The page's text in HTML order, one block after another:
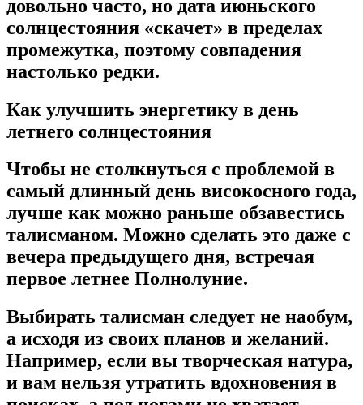
довольно часто, но дата июньского
солнцестояния «скачет» в пределах
промежутка, поэтому совпадения
настолько редки.
Как улучшить энергетику в день
летнего солнцестояния
Чтобы не столкнуться с проблемой в
самый длинный день високосного года,
лучше как можно раньше обзавестись
талисманом. Можно сделать это даже с
вечера предыдущего дня, встречая
первое летнее Полнолуние.
Выбирать талисман следует не наобум,
а исходя из своих планов и желаний.
Например, если вы творческая натура,
и вам нельзя утратить вдохновения в